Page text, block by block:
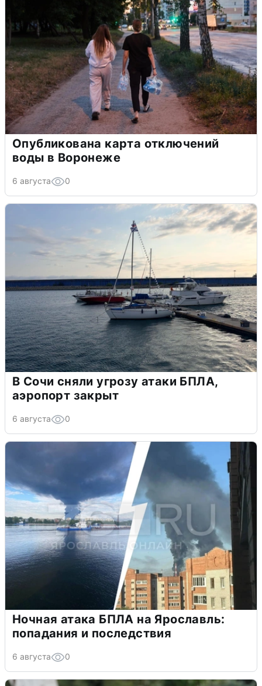
Опубликована карта отключений
воды в Воронеже
6 августа 0
В Сочи сняли угрозу атаки БПЛА,
аэропорт закрыт
6 августа 0
Ночная атака БПЛА на Ярославль:
попадания и последствия
6 августа 0